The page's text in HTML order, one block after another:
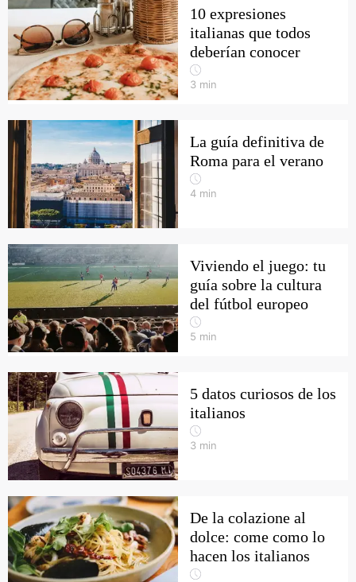
10 expresiones
italianas que todos
deberían conocer
3 min
La guía definitiva de
Roma para el verano
4 min
Viviendo el juego: tu
guía sobre la cultura
del fútbol europeo
5 min
5 datos curiosos de los
italianos
3 min
De la colazione al
dolce: come como lo
hacen los italianos